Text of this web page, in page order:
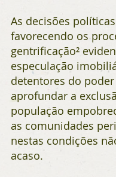
As decisões
favorecendo os
gentrificação²
especulação
detentores do
aprofundar a
população
as comunidades
nestas condições
acaso.